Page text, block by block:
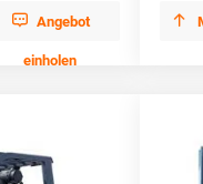
 Angebot
einholen
